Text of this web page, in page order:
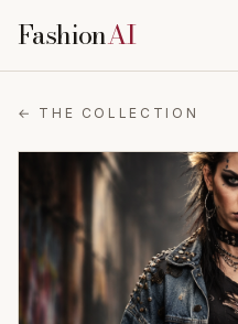
FashionAI
← THE COLLECTION